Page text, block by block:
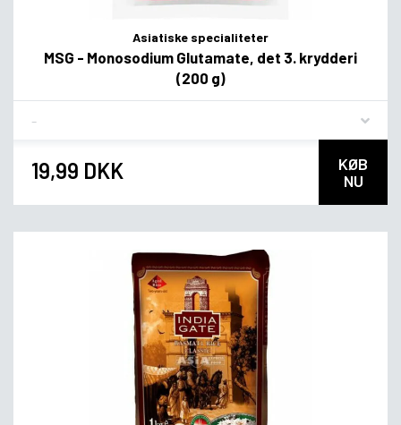
Asiatiske specialiteter
MSG - Monosodium Glutamate, det 3. krydderi
(200 g)
19,99 DKK
KØB
NU